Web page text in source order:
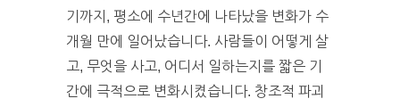
기까지, 평소에 수년간에 나타났을 변화가 수
개월 만에 일어났습니다. 사람들이 어떻게 살
고, 무엇을 사고, 어디서 일하는지를 짧은 기
간에 극적으로 변화시켰습니다. 창조적 파괴